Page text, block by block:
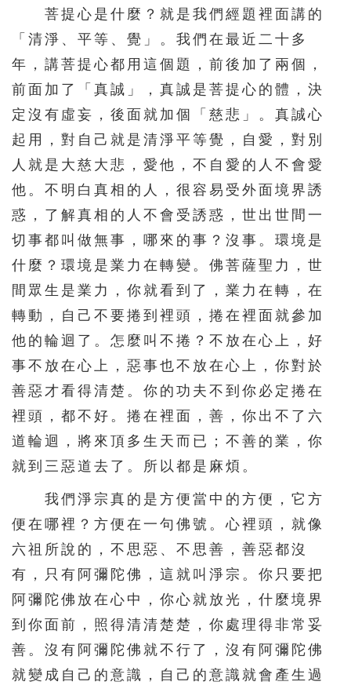
391 392 393 394 395
396 397 398 399 400
401 402 403 404 405
406 407 408 409 410
416 417 418 419 420
421 422 423 424 425
426 427 428 429 430
431 432 433 434 435
441 442 443 444 445
446 447 448 449 450
451 452 453 454 455
456 457 458 459 460
466 467 468 469
476 477 478 479 480
481 482 483 484 485
486 487 488 489 490
491 492 493 494 495
501 502 503 504 505
菩提心是什麼？就是我們經題裡面講的
「清淨、平等、覺」。我們在最近二十多
年，講菩提心都用這個題，前後加了兩個，
前面加了「真誠」，真誠是菩提心的體，決
定沒有虛妄，後面就加個「慈悲」。真誠心
起用，對自己就是清淨平等覺，自愛，對別
人就是大慈大悲，愛他，不自愛的人不會愛
他。不明白真相的人，很容易受外面境界誘
惑，了解真相的人不會受誘惑，世出世間一
切事都叫做無事，哪來的事？沒事。環境是
什麼？環境是業力在轉變。佛菩薩聖力，世
間眾生是業力，你就看到了，業力在轉，在
轉動，自己不要捲到裡頭，捲在裡面就參加
他的輪迴了。怎麼叫不捲？不放在心上，好
事不放在心上，惡事也不放在心上，你對於
善惡才看得清楚。你的功夫不到你必定捲在
裡頭，都不好。捲在裡面，善，你出不了六
道輪迴，將來頂多生天而已；不善的業，你
就到三惡道去了。所以都是麻煩。
我們淨宗真的是方便當中的方便，它方
便在哪裡？方便在一句佛號。心裡頭，就像
六祖所說的，不思惡、不思善，善惡都沒
有，只有阿彌陀佛，這就叫淨宗。你只要把
阿彌陀佛放在心中，你心就放光，什麼境界
到你面前，照得清清楚楚，你處理得非常妥
善。沒有阿彌陀佛就不行了，沒有阿彌陀佛
就變成自己的意識，自己的意識就會產生過